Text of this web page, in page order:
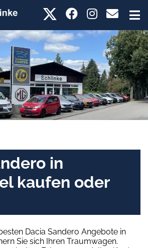
in
kaufen oder
Dacia Sandero Angebote in
Sie sich Ihren Traumwagen.